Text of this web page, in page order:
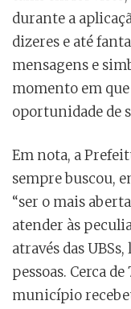
durante a
dizeres e até
mensagens e
momento em
oportunidade de
Em nota, a
sempre buscou,
“ser o mais
atender às
através das
pessoas. Cerca
município